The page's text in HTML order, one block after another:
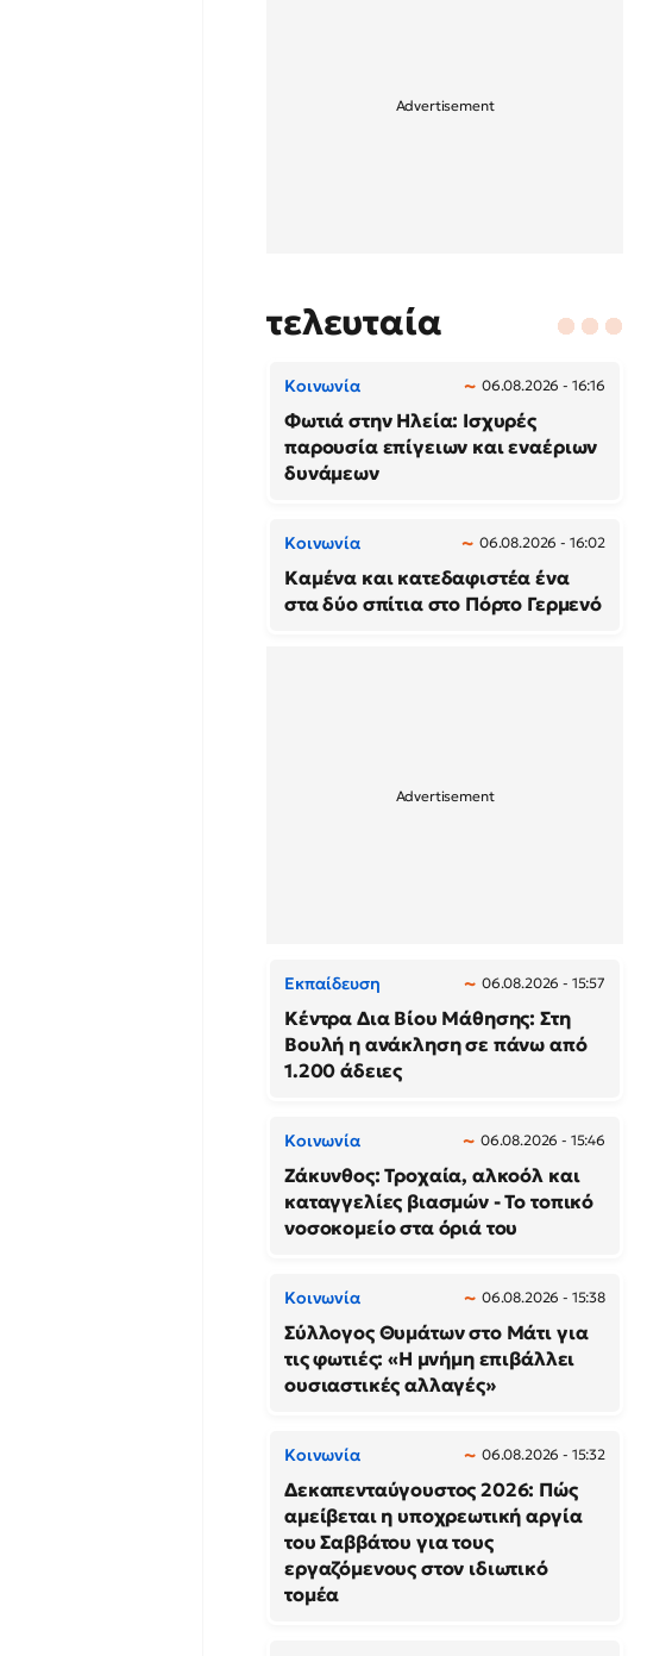
τελευταία
Κοινωνία 06.08.2026 - 16:16
Φωτιά στην Ηλεία: Ισχυρές
παρουσία επίγειων και εναέριων
δυνάμεων
Κοινωνία 06.08.2026 - 16:02
Καμένα και κατεδαφιστέα ένα
στα δύο σπίτια στο Πόρτο Γερμενό
Εκπαίδευση 06.08.2026 - 15:57
Κέντρα Δια Βίου Μάθησης: Στη
Βουλή η ανάκληση σε πάνω από
1.200 άδειες
Κοινωνία 06.08.2026 - 15:46
Ζάκυνθος: Τροχαία, αλκοόλ και
καταγγελίες βιασμών - Το τοπικό
νοσοκομείο στα όριά του
Κοινωνία 06.08.2026 - 15:38
Σύλλογος Θυμάτων στο Μάτι για
τις φωτιές: «Η μνήμη επιβάλλει
ουσιαστικές αλλαγές»
Κοινωνία 06.08.2026 - 15:32
Δεκαπενταύγουστος 2026: Πώς
αμείβεται η υποχρεωτική αργία
του Σαββάτου για τους
εργαζόμενους στον ιδιωτικό
τομέα